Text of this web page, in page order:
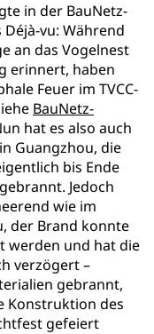
in der BauNetz-
vu: Während
an das Vogelnest
erinnert, haben
Feuer im TVCC-
BauNetz-
hat es also auch
Guangzhou, die
bis Ende
Jedoch
wie im
der Brand konnte
werden und hat die
verzögert –
gebrannt,
Konstruktion des
gefeiert